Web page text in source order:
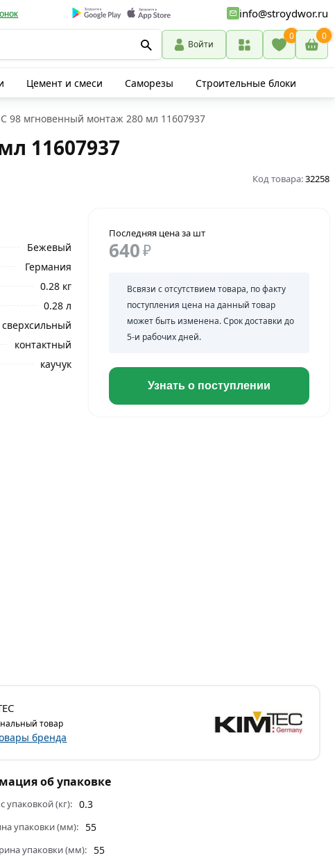
info@stroydwor.ru
Войти
0 0
Цемент и смеси Саморезы Строительные блоки
98 мгновенный монтаж 280 мл 11607937
11607937
Код товара:32258
Бежевый
Германия
0.28 кг
0.28 л
сверхсильный
контактный
каучук
Последняя цена за шт
640₽
Всвязи с отсутствием товара, по факту
поступления цена на данный товар
может быть изменена. Срок доставки до
5-и рабочих дней.
Узнать о поступлении
товар
бренда
об упаковке
упаковкой (кг): 0.3
упаковки (мм): 55
упаковки (мм): 55